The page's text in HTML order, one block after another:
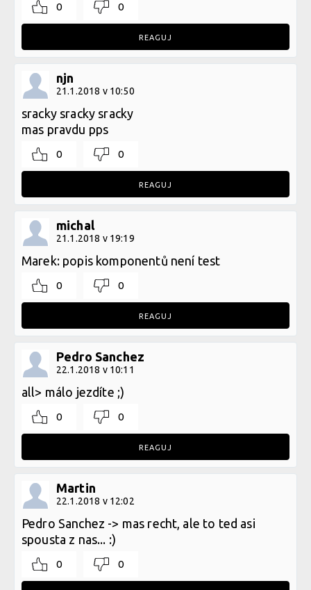
0 0
REAGUJ
njn
21.1.2018 v 10:50
sracky sracky sracky
mas pravdu pps
0 0
REAGUJ
michal
21.1.2018 v 19:19
Marek: popis komponentů není test
0 0
REAGUJ
Pedro Sanchez
22.1.2018 v 10:11
all> málo jezdíte ;)
0 0
REAGUJ
Martin
22.1.2018 v 12:02
Pedro Sanchez -> mas recht, ale to ted asi
spousta z nas... :)
0 0